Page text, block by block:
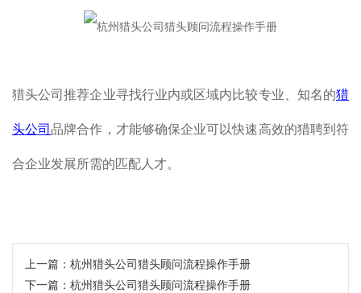
猎头公司推荐企业寻找行业内或区域内比较专业、知名的猎
头公司品牌合作，才能够确保企业可以快速高效的猎聘到符
合企业发展所需的匹配人才。
上一篇： ​杭州猎头公司猎头顾问流程操作手册
下一篇： ​杭州猎头公司猎头顾问流程操作手册